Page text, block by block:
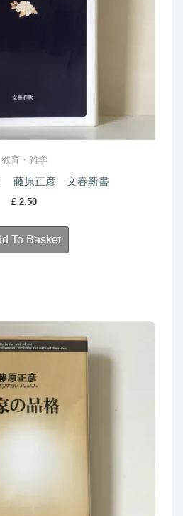
教育・雑学
藤原正彦 文春新書
£ 2.50
To Basket